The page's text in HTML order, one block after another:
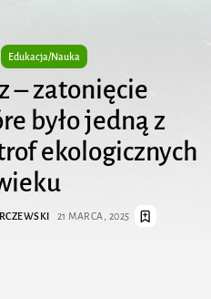
Edukacja/Nauka
– zatonięcie
było jedną z
ekologicznych
21 MARCA, 2025